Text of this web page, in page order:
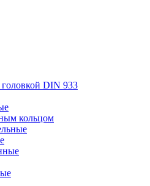
DIN 933
кольцом